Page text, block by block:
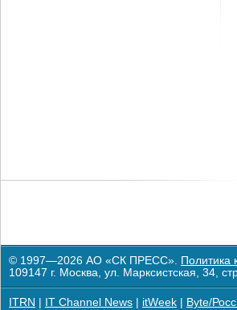
© 1997—2026 АО «СК ПРЕСС». Политика
109147 г. Москва, ул. Марксистская, 34,
ITRN IT Channel News itWeek Byte/